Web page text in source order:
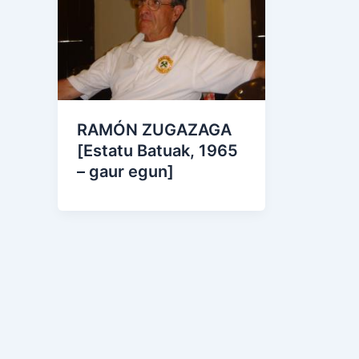
RAMÓN ZUGAZAGA
[Estatu Batuak, 1965
– gaur egun]